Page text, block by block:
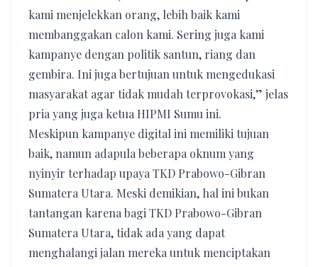
kami menjelekkan orang, lebih baik kami
membanggakan calon kami. Sering juga kami
kampanye dengan politik santun, riang dan
gembira. Ini juga bertujuan untuk mengedukasi
masyarakat agar tidak mudah terprovokasi,” jelas
pria yang juga ketua HIPMI Sumu ini.
Meskipun kampanye digital ini memiliki tujuan
baik, namun adapula beberapa oknum yang
nyinyir terhadap upaya TKD Prabowo-Gibran
Sumatera Utara. Meski demikian, hal ini bukan
tantangan karena bagi TKD Prabowo-Gibran
Sumatera Utara, tidak ada yang dapat
menghalangi jalan mereka untuk menciptakan